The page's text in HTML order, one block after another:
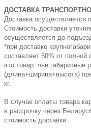
ДОСТАВКА
Доставка осуществляется
Стоимость доставки
осуществляется до
*при доставке
составляет 50% от полной
это товар, чьи габаритные
(длина+ширина+высота)
кг.
В случае оплаты товара
в рассрочку через
стоимость доставки.